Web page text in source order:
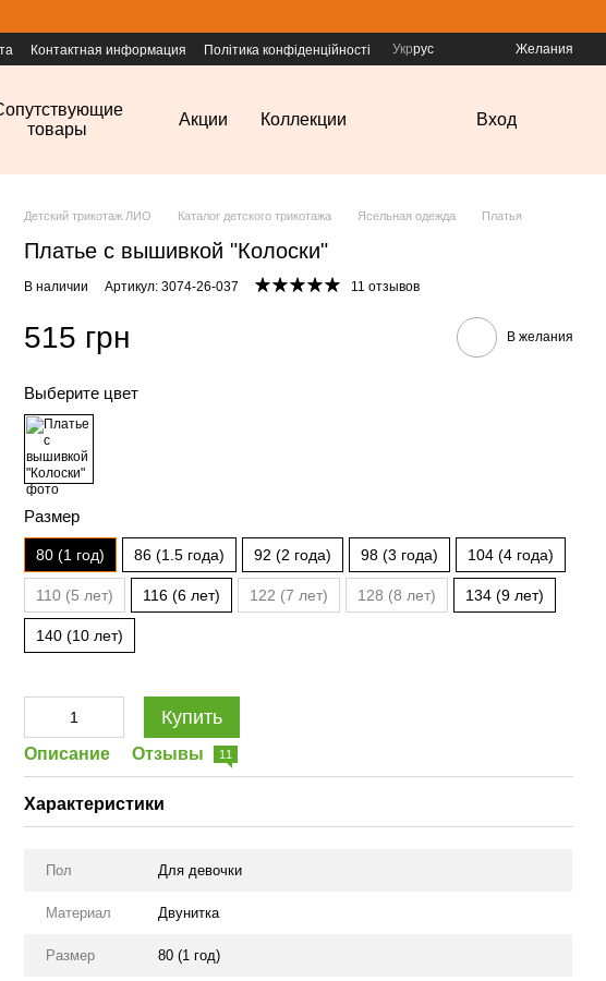
Контактная информация Політика конфіденційності Укррус Желания
товары
Акции Коллекции Вход
Детский трикотаж ЛИО Каталог детского трикотажа Ясельная одежда Платья
Платье с вышивкой "Колоски"
В наличии Артикул: 3074-26-037 11 отзывов
515 грн В желания
Выберите цвет
Размер
80 (1 год) 86 (1.5 года) 92 (2 года) 98 (3 года) 104 (4 года)
110 (5 лет) 116 (6 лет) 122 (7 лет) 128 (8 лет) 134 (9 лет)
140 (10 лет)
Купить
Описание Отзывы 11
Характеристики
Пол Для девочки
Материал Двунитка
Размер 80 (1 год)